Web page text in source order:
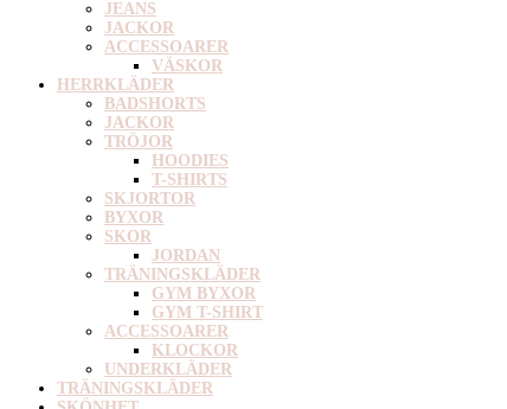
JEANS
JACKOR
ACCESSOARER
VÄSKOR
HERRKLÄDER
BADSHORTS
JACKOR
TRÖJOR
HOODIES
T-SHIRTS
SKJORTOR
BYXOR
SKOR
JORDAN
TRÄNINGSKLÄDER
GYM BYXOR
GYM T-SHIRT
ACCESSOARER
KLOCKOR
UNDERKLÄDER
TRÄNINGSKLÄDER